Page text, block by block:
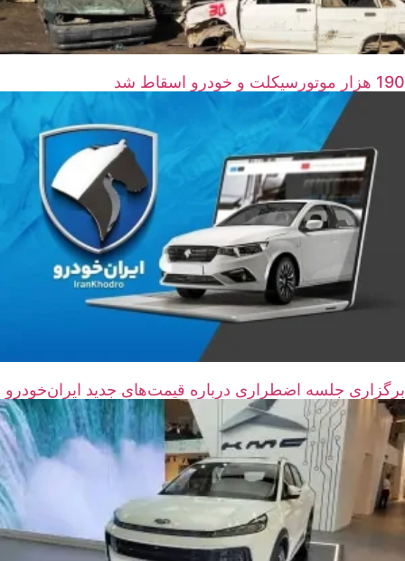
190 هزار موتورسیکلت و خودرو اسقاط شد
برگزاری جلسه اضطراری درباره قیمت‌های جدید ایران‌خودرو